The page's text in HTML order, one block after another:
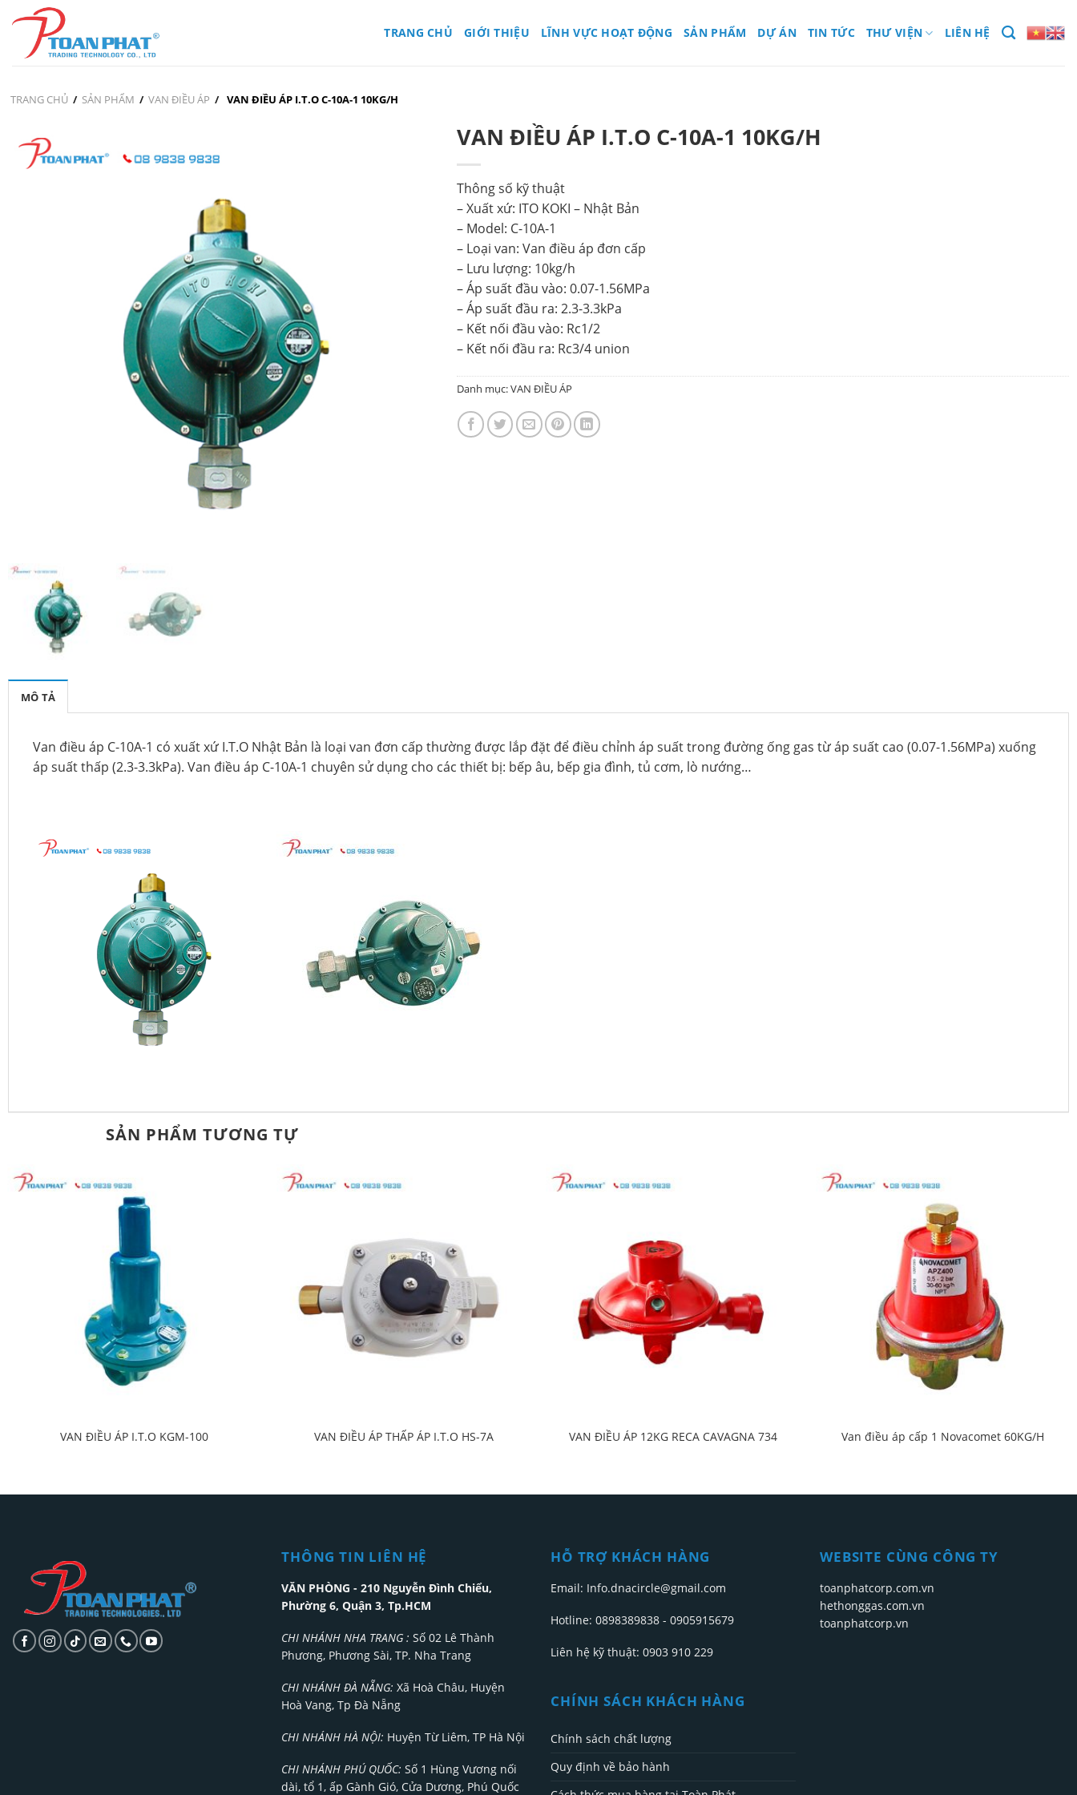
content
TRANG CHỦ GIỚI THIỆU LĨNH VỰC HOẠT ĐỘNG SẢN PHẨM DỰ ÁN TIN TỨC THƯ VIỆN LIÊN HỆ
TRANG CHỦ / SẢN PHẨM / VAN ĐIỀU ÁP / VAN ĐIỀU ÁP I.T.O C-10A-1 10KG/H
VAN ĐIỀU ÁP I.T.O C-10A-1 10KG/H
Thông số kỹ thuật
– Xuất xứ: ITO KOKI – Nhật Bản
– Model: C-10A-1
– Loại van: Van điều áp đơn cấp
– Lưu lượng: 10kg/h
– Áp suất đầu vào: 0.07-1.56MPa
– Áp suất đầu ra: 2.3-3.3kPa
– Kết nối đầu vào: Rc1/2
– Kết nối đầu ra: Rc3/4 union
Danh mục:VAN ĐIỀU ÁP
MÔ TẢ
Van điều áp C-10A-1 có xuất xứ I.T.O Nhật Bản là loại van đơn cấp thường được lắp đặt để điều chỉnh áp suất trong đường ống gas từ áp suất cao (0.07-1.56MPa) xuống
áp suất thấp (2.3-3.3kPa). Van điều áp C-10A-1 chuyên sử dụng cho các thiết bị: bếp âu, bếp gia đình, tủ cơm, lò nướng…
SẢN PHẨM TƯƠNG TỰ
VAN ĐIỀU ÁP I.T.O KGM-100 VAN ĐIỀU ÁP THẤP ÁP I.T.O HS-7A VAN ĐIỀU ÁP 12KG RECA CAVAGNA 734 Van điều áp cấp 1 Novacomet 60KG/H
THÔNG TIN LIÊN HỆ
VĂN PHÒNG - 210 Nguyễn Đình Chiểu,
Phường 6, Quận 3, Tp.HCM
CHI NHÁNH NHA TRANG : Số 02 Lê Thành
Phương, Phương Sài, TP. Nha Trang
CHI NHÁNH ĐÀ NẴNG: Xã Hoà Châu, Huyện
Hoà Vang, Tp Đà Nẵng
CHI NHÁNH HÀ NỘI: Huyện Từ Liêm, TP Hà Nội
CHI NHÁNH PHÚ QUỐC: Số 1 Hùng Vương nối
dài, tổ 1, ấp Gành Gió, Cửa Dương, Phú Quốc
HỖ TRỢ KHÁCH HÀNG
Email: Info.dnacircle@gmail.com
Hotline: 0898389838 - 0905915679
Liên hệ kỹ thuật: 0903 910 229
CHÍNH SÁCH KHÁCH HÀNG
Chính sách chất lượng
Quy định về bảo hành
WEBSITE CÙNG CÔNG TY
toanphatcorp.com.vn
hethonggas.com.vn
toanphatcorp.vn